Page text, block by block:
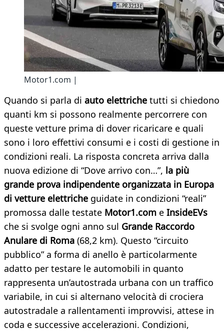
Motor1.com |
Quando si parla di auto elettriche tutti si chiedono
quanti km si possono realmente percorrere con
queste vetture prima di dover ricaricare e quali
sono i loro effettivi consumi e i costi di gestione in
condizioni reali. La risposta concreta arriva dalla
nuova edizione di “Dove arrivo con…”, la più
grande prova indipendente organizzata in Europa
di vetture elettriche guidate in condizioni “reali”
promossa dalle testate Motor1.com e InsideEVs
che si svolge ogni anno sul Grande Raccordo
Anulare di Roma (68,2 km). Questo “circuito
pubblico” a forma di anello è particolarmente
adatto per testare le automobili in quanto
rappresenta un’autostrada urbana con un traffico
variabile, in cui si alternano velocità di crociera
autostradale a rallentamenti improvvisi, attese in
coda e successive accelerazioni. Condizioni,